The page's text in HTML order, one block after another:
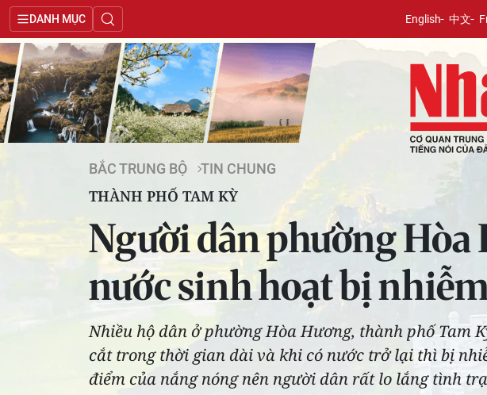
DANH MỤC English 中文
BẮC TRUNG BỘ TIN CHUNG
THÀNH PHỐ TAM KỲ
Người dân phường Hòa
nước sinh hoạt bị
Nhiều hộ dân ở phường Hòa Hương, thành phố Tam
cắt trong thời gian dài và khi có nước trở lại thì bị
điểm của nắng nóng nên người dân rất lo lắng tình